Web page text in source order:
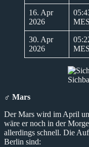
16. Apr
2026
30. Apr
2026
♂ Mars
Der Mars wird im April
wäre er noch in der
allerdings schnell. Die
Berlin sind: